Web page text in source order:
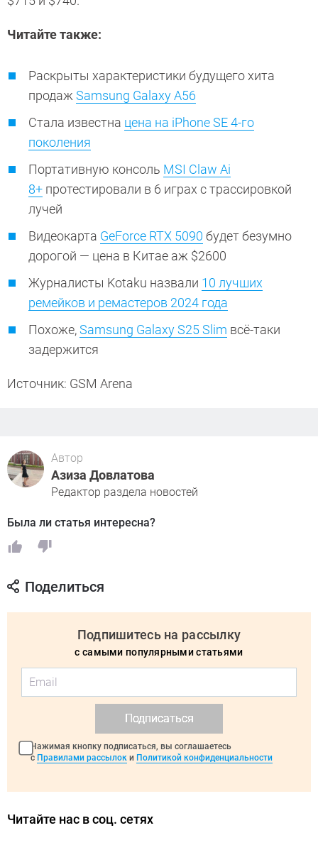
Читайте также:
Раскрыты характеристики будущего хита
продажSamsung Galaxy A56
Стала известна цена на iPhone SE 4-го
поколения
Портативную консоль MSI Claw Ai
8+ протестировали в 6 играх с трассировкой
лучей
Видеокарта GeForce RTX 5090 будет безумно
дорогой — цена в Китае аж $2600
Журналисты Kotaku назвали 10 лучших
ремейков и ремастеров 2024 года
Похоже,Samsung Galaxy S25 Slim всё-таки
задержится
Источник: GSM Arena
Автор
Азиза Довлатова
Редактор раздела новостей
Была ли статья интересна?
Поделиться
Подпишитесь на рассылку
с самыми популярными статьями
Подписаться
Нажимая кнопку подписаться, вы соглашаетесь
с Правилами рассылок и Политикой конфиденциальности
Читайте нас в соц. сетях